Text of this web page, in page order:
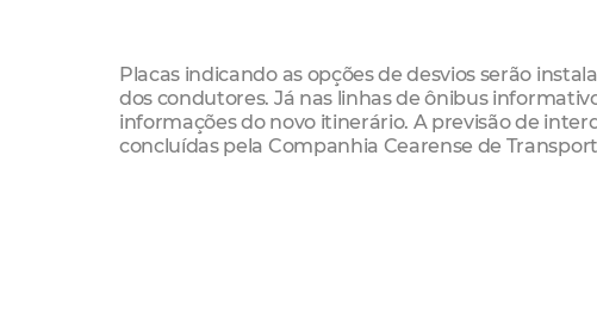
Placas indicando as opções de desvios serão
dos condutores. Já nas linhas de ônibus
informações do novo itinerário. A previsão de
concluídas pela Companhia Cearense de